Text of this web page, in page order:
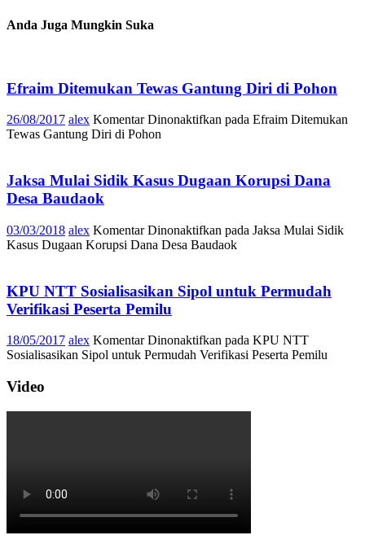
Anda Juga Mungkin Suka
Efraim Ditemukan Tewas Gantung Diri di Pohon
26/08/2017 alex Komentar Dinonaktifkan pada Efraim Ditemukan
Tewas Gantung Diri di Pohon
Jaksa Mulai Sidik Kasus Dugaan Korupsi Dana
Desa Baudaok
03/03/2018 alex Komentar Dinonaktifkan pada Jaksa Mulai Sidik
Kasus Dugaan Korupsi Dana Desa Baudaok
KPU NTT Sosialisasikan Sipol untuk Permudah
Verifikasi Peserta Pemilu
18/05/2017 alex Komentar Dinonaktifkan pada KPU NTT
Sosialisasikan Sipol untuk Permudah Verifikasi Peserta Pemilu
Video